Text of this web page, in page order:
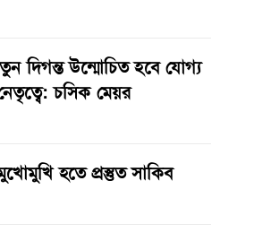
দিগন্ত উন্মোচিত হবে যোগ্য
চসিক মেয়র
হতে প্রস্তুত সাকিব